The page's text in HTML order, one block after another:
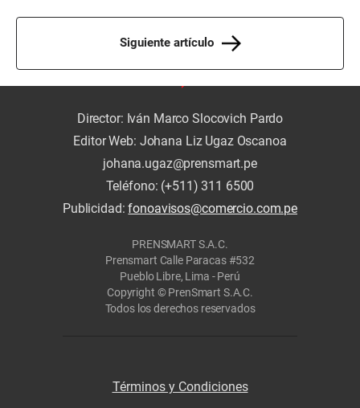
Siguiente artículo
Director: Iván Marco Slocovich Pardo
Editor Web: Johana Liz Ugaz Oscanoa
johana.ugaz@prensmart.pe
Teléfono: (+511) 311 6500
Publicidad:fonoavisos@comercio.com.pe
PRENSMART S.A.C.
Prensmart Calle Paracas #532
Pueblo Libre, Lima - Perú
Copyright © PrenSmart S.A.C.
Todos los derechos reservados
Términos y Condiciones